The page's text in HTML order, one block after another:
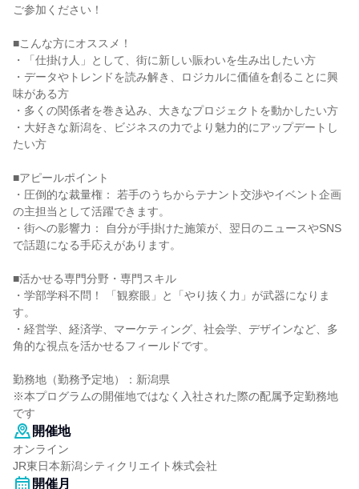
ご参加ください！
■こんな方にオススメ！
・「仕掛け人」として、街に新しい賑わいを生み出したい方
・データやトレンドを読み解き、ロジカルに価値を創ることに興
味がある方
・多くの関係者を巻き込み、大きなプロジェクトを動かしたい方
・大好きな新潟を、ビジネスの力でより魅力的にアップデートし
たい方
■アピールポイント
・圧倒的な裁量権： 若手のうちからテナント交渉やイベント企画
の主担当として活躍できます。
・街への影響力： 自分が手掛けた施策が、翌日のニュースやSNS
で話題になる手応えがあります。
■活かせる専門分野・専門スキル
・学部学科不問！ 「観察眼」と「やり抜く力」が武器になりま
す。
・経営学、経済学、マーケティング、社会学、デザインなど、多
角的な視点を活かせるフィールドです。
勤務地（勤務予定地）：新潟県
※本プログラムの開催地ではなく入社された際の配属予定勤務地
です
開催地
オンライン
JR東日本新潟シティクリエイト株式会社
開催月